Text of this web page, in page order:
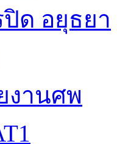
ปิด อยุธยา
งานศพ